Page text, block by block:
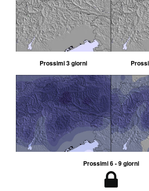
Prossimi 3 giorni
Prossimi 6 - 9 giorni